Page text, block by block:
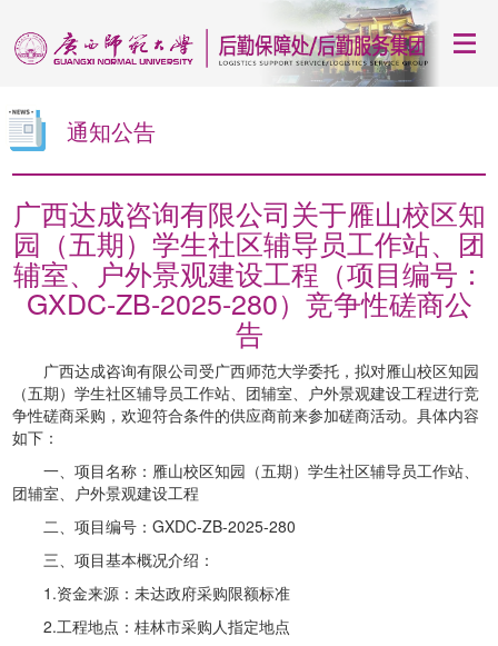
通知公告
广西达成咨询有限公司关于雁山校区知
园（五期）学生社区辅导员工作站、团
辅室、户外景观建设工程（项目编号：
GXDC-ZB-2025-280）竞争性磋商公
告
广西达成咨询有限公司受广西师范大学委托，拟对雁山校区知园
（五期）学生社区辅导员工作站、团辅室、户外景观建设工程进行竞
争性磋商采购，欢迎符合条件的供应商前来参加磋商活动。具体内容
如下：
一、项目名称：雁山校区知园（五期）学生社区辅导员工作站、
团辅室、户外景观建设工程
二、项目编号：GXDC-ZB-2025-280
三、项目基本概况介绍：
1.资金来源：未达政府采购限额标准
2.工程地点：桂林市采购人指定地点